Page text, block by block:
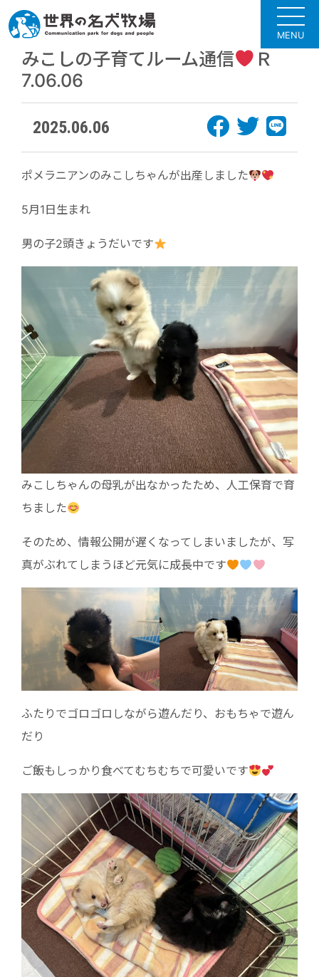
MENU
みこしの子育てルーム通信
Ｒ
7.06.06
2025.06.06
ポメラニアンのみこしちゃんが出産しました
5月1日生まれ
男の子2頭きょうだいです
みこしちゃんの母乳が出なかったため、人工保育で育
ちました
そのため、情報公開が遅くなってしまいましたが、写
真がぶれてしまうほど元気に成長中です
ふたりでゴロゴロしながら遊んだり、おもちゃで遊ん
だり
ご飯もしっかり食べてむちむちで可愛いです